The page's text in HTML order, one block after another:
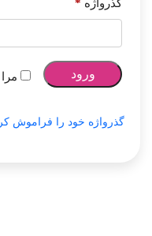
گذرواژه *
ورود
گذرواژه خود را فراموش